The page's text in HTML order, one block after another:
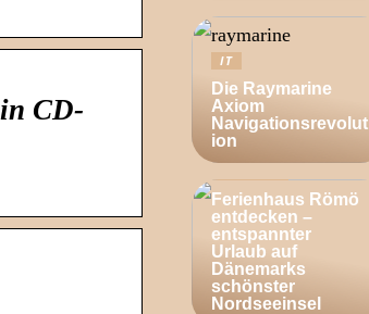
CD-
IT
Die Raymarine
Axiom
Navigationsrevolut
ion
Ferienhaus Römö
entdecken –
entspannter
Urlaub auf
Dänemarks
schönster
Nordseeinsel